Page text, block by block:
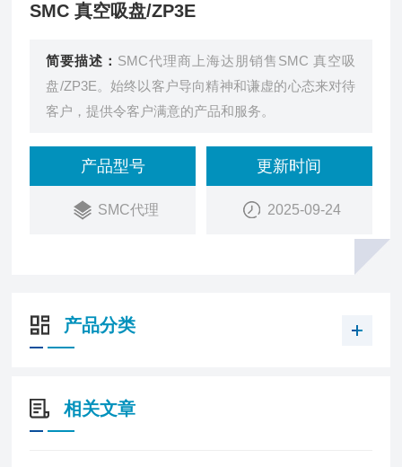
SMC 真空吸盘/ZP3E
简要描述： SMC代理商上海达朋销售SMC 真空吸
盘/ZP3E。始终以客户导向精神和谦虚的心态来对待
客户，提供令客户满意的产品和服务。
产品型号
SMC代理
更新时间
2025-09-24
产品分类
相关文章